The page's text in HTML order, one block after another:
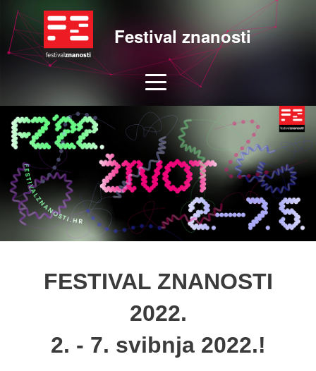
Festival znanosti
FESTIVAL ZNANOSTI
2022.
2. - 7. svibnja 2022.!